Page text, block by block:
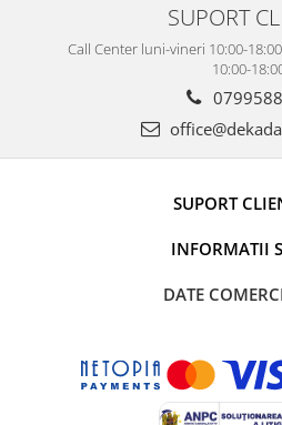
SUPORT
Call Center luni-vineri 10:00-
10:00-
SUPORT
INFORMATII
DATE